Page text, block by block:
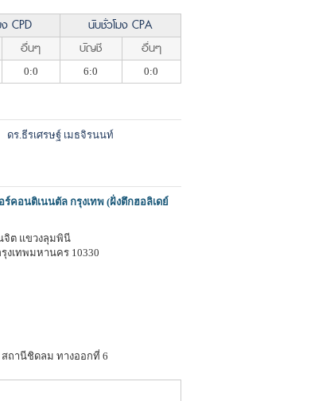
CPD
นับชั่วโมง CPA
อื่นๆ บัญชี อื่นๆ
0:0 6:0 0:0
ดร.ธีรเศรษฐ์ เมธจิรนนท์
ร์คอนติเนนตัล กรุงเทพ (ฝั่งตึกฮอลิเดย์
จิต แขวงลุมพินี
งเทพมหานคร 10330
สถานีชิดลม ทางออกที่ 6